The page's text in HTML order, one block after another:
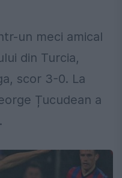
un meci amical
din Turcia,
scor 3-0. La
Țucudean a